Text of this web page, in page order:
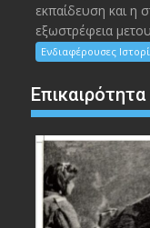
εκπαίδευση και η
εξωστρέφεια
Ενδιαφέρουσες
Επικαιρότητα